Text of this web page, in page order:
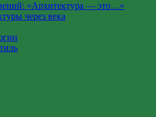
«Архитектура — это…»
через века